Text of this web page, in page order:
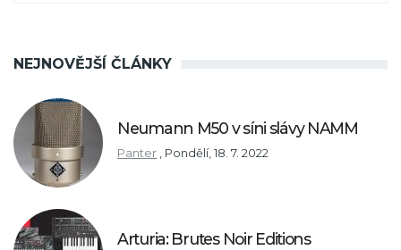
NEJNOVĚJŠÍ ČLÁNKY
Neumann M50 v síni slávy NAMM
Panter Pondělí, 18. 7. 2022
Arturia: Brutes Noir Editions